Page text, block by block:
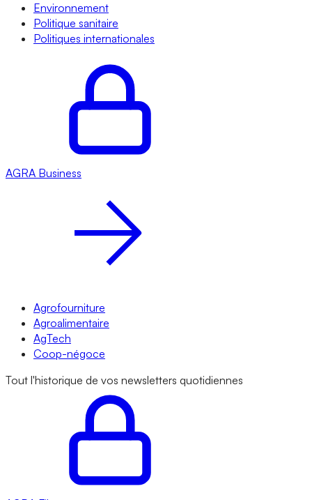
Environnement
Politique sanitaire
Politiques internationales
AGRA Business
Agrofourniture
Agroalimentaire
AgTech
Coop-négoce
Tout l'historique de vos newsletters quotidiennes